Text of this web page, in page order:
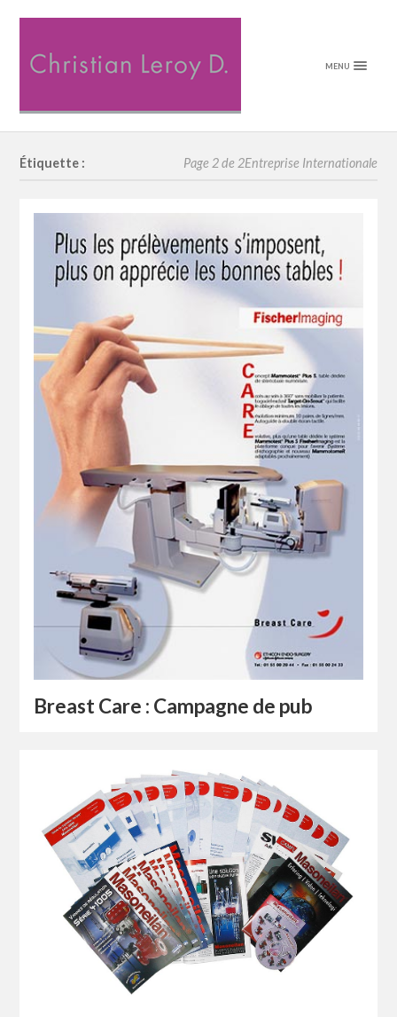
MENU
Étiquette : Entreprise Internationale
Page 2 de 2
Breast Care : Campagne de pub